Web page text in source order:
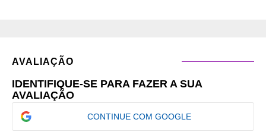
AVALIAÇÃO
IDENTIFIQUE-SE PARA FAZER A SUA
AVALIAÇÃO
CONTINUE COM GOOGLE